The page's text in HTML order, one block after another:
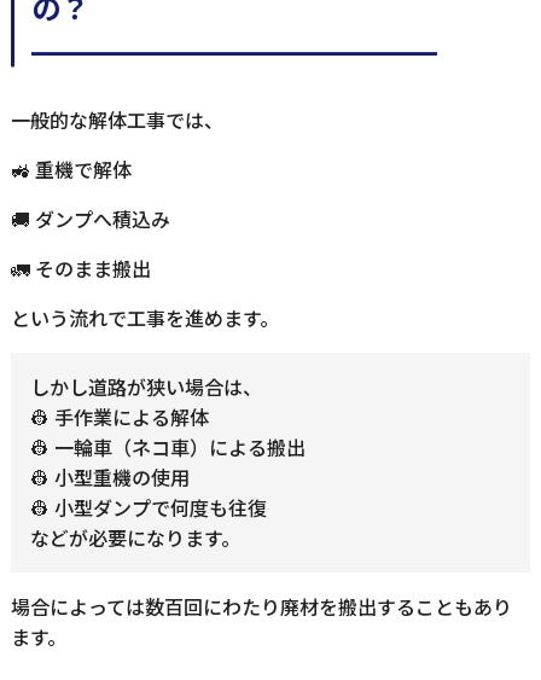
━━━━━━━━━━━━━━
一般的な解体工事では、
🚜 重機で解体
🚚 ダンプへ積込み
🚛 そのまま搬出
という流れで工事を進めます。
しかし道路が狭い場合は、
👷 手作業による解体
👷 一輪車（ネコ車）による搬出
👷 小型重機の使用
👷 小型ダンプで何度も往復
などが必要になります。
場合によっては数百回にわたり廃材を搬出することもあり
ます。